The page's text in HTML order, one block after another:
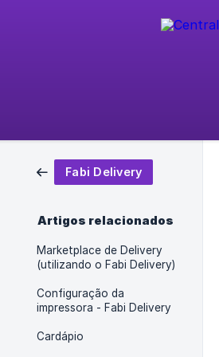
Fabi Delivery
Artigos relacionados
Marketplace de Delivery
(utilizando o Fabi Delivery)
Configuração da
impressora - Fabi Delivery
Cardápio